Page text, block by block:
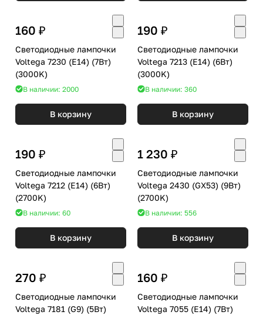
160 ₽
Светодиодные лампочки
Voltega 7230 (E14) (7Вт)
(3000K)
В наличии: 2000
В корзину
190 ₽
Светодиодные лампочки
Voltega 7213 (E14) (6Вт)
(3000K)
В наличии: 360
В корзину
190 ₽
Светодиодные лампочки
Voltega 7212 (E14) (6Вт)
(2700K)
В наличии: 60
В корзину
1 230 ₽
Светодиодные лампочки
Voltega 2430 (GX53) (9Вт)
(2700K)
В наличии: 556
В корзину
270 ₽
Светодиодные лампочки
Voltega 7181 (G9) (5Вт)
160 ₽
Светодиодные лампочки
Voltega 7055 (E14) (7Вт)